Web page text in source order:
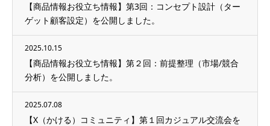
【商品情報お役立ち情報】第3回：コンセプト設計（ター
ゲット顧客設定）を公開しました。
2025.10.15
【商品情報お役立ち情報】第２回：前提整理（市場/競合
分析）を公開しました。
2025.07.08
【X（かける）コミュニティ】第１回カジュアル交流会を